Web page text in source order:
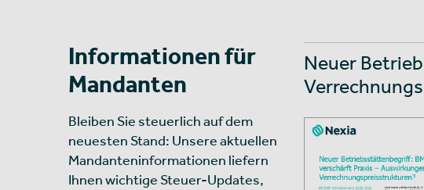
Informationen für
Mandanten
Bleiben Sie steuerlich auf dem
neuesten Stand: Unsere aktuellen
Mandanteninformationen liefern
Ihnen wichtige Steuer-Updates,
Neuer